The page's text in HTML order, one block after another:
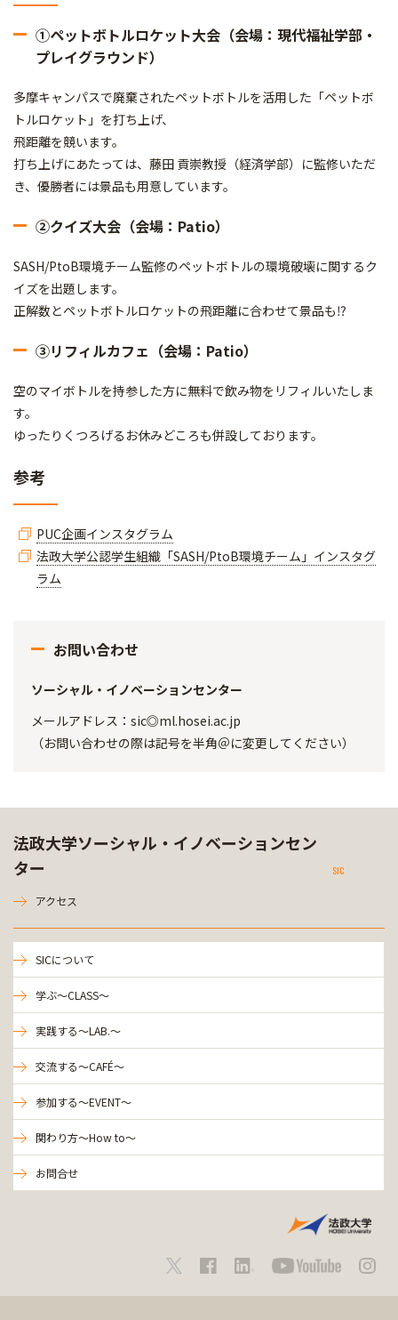
①ペットボトルロケット大会（会場：現代福祉学部・
プレイグラウンド）
多摩キャンパスで廃棄されたペットボトルを活用した「ペットボ
トルロケット」を打ち上げ、
飛距離を競います。
打ち上げにあたっては、藤田 貢崇教授（経済学部）に監修いただ
き、優勝者には景品も用意しています。
②クイズ大会（会場：Patio）
SASH/PtoB環境チーム監修のペットボトルの環境破壊に関するク
イズを出題します。
正解数とペットボトルロケットの飛距離に合わせて景品も⁉
③リフィルカフェ（会場：Patio）
空のマイボトルを持参した方に無料で飲み物をリフィルいたしま
す。
ゆったりくつろげるお休みどころも併設しております。
参考
PUC企画インスタグラム
法政大学公認学生組織「SASH/PtoB環境チーム」インスタグ
ラム
お問い合わせ
ソーシャル・イノベーションセンター
メールアドレス：sic◎ml.hosei.ac.jp
（お問い合わせの際は記号を半角＠に変更してください）
法政大学ソーシャル・イノベーションセン
ター
SIC
アクセス
SICについて
学ぶ～CLASS～
実践する～LAB.～
交流する～CAFÉ～
参加する～EVENT～
関わり方～How to～
お問合せ